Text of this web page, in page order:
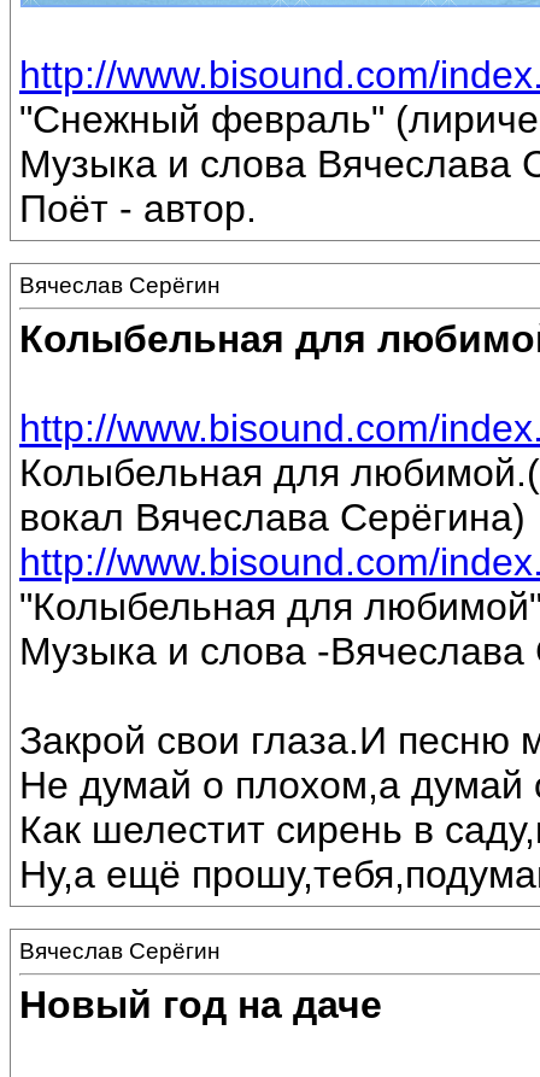
http://www.bisound.com/
"Снежный февраль"
Музыка и слова Вячеслава
Поёт - автор.
Вячеслав Серёгин
Колыбельная для
http://www.bisound.com/
Колыбельная для
вокал Вячеслава Серёгина)
http://www.bisound.com/
"Колыбельная для
Музыка и слова -Вячеслава
Закрой свои глаза.И песню
Не думай о плохом,а думай
Как шелестит сирень в
Ну,а ещё
Вячеслав Серёгин
Новый год на даче